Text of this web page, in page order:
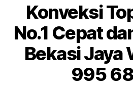
Konveksi
No.1 Cepat
Bekasi Jaya
995